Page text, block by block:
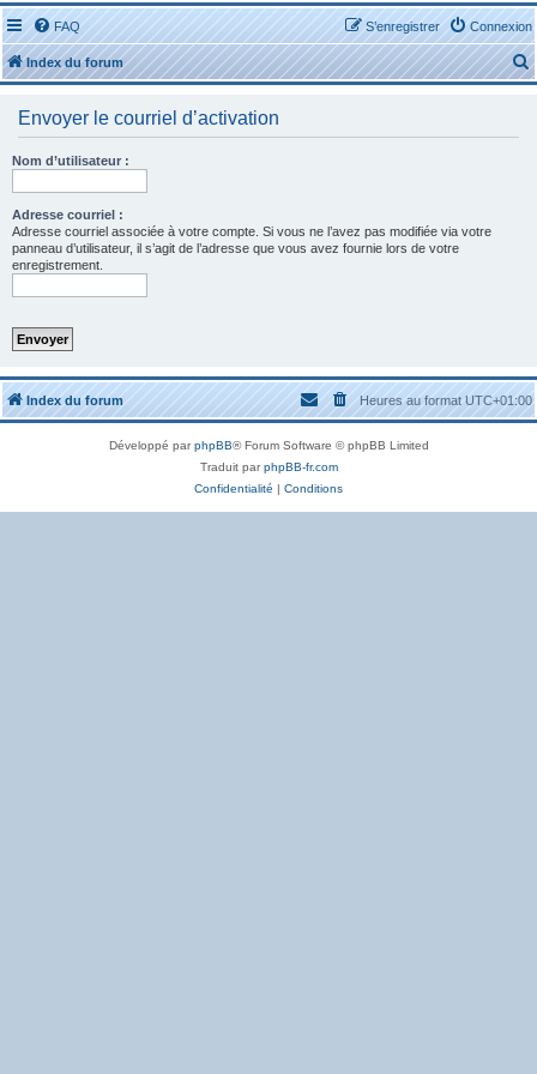
FAQ Connexion
S’enregistrer
Index du forum
e
Envoyer le courriel d’activation
Nom d’utilisateur :
Adresse courriel :
Adresse courriel associée à votre compte. Si vous ne l’avez pas modifiée via votre
panneau d’utilisateur, il s’agit de l’adresse que vous avez fournie lors de votre
enregistrement.
Index du forum Heures au formatUTC+01:00
Développé parphpBB® Forum Software © phpBB Limited
Traduit parphpBB-fr.com
Confidentialité | Conditions